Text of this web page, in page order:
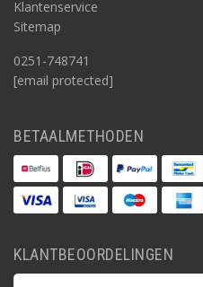
Klantenservice
Sitemap
0251-748741
[email protected]
BETAALMETHODEN
KLANTBEOORDELINGEN